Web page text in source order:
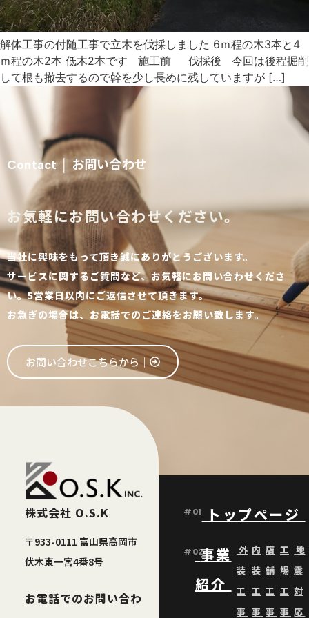
解体工事の付随工事で立木を伐採しました 6ｍ程の木3本と4
ｍ程の木2本 低木2本です 施工前 伐採後 今回は後程掘削
して根も撤去するので幹を少し長めに残していますが […]
Contact │ お問い合わせ
お気軽にお問い合わせください。
当社に興味をもって頂き誠にありがとうございます。
サービスに関するご質問など、お気軽にお問い合わせくださ
い。5営業日以内にご返信させて頂きます。
お急ぎの場合は、お電話でのご連絡をお願い致します。
お問い合わせこちらから│
株式会社 O.S.K
〒933-0111 富山県高岡市
伏木東一宮4番8号
お電話でのお問い合わ
#01 トップページ
#02事業
紹介
外
装
工
事
内
装
工
事
店
舗
工
事
工
場
工
事
地
震
対
応